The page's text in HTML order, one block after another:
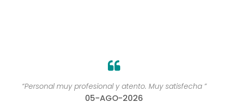
“Personal muy profesional y atento. Muy satisfecha ”
05-AGO-2026